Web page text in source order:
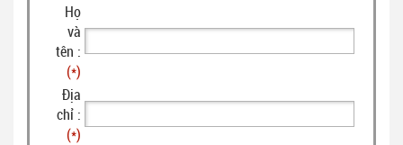
Họ
và
tên :
(*)
Địa
chỉ :
(*)